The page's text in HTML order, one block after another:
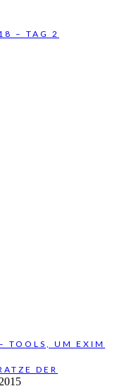
– TAG 2
TOOLS, UM EXIM
DER